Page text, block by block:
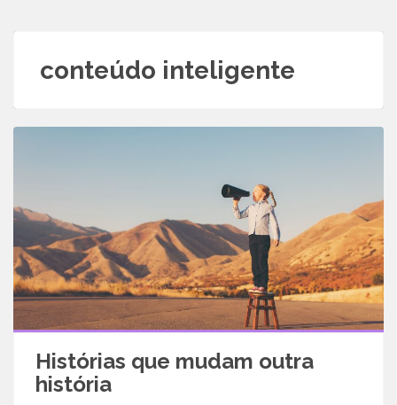
conteúdo inteligente
Histórias que mudam outra
história